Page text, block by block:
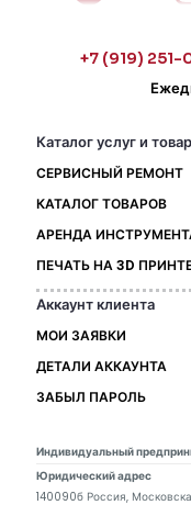
+7 (919)
Каталог услуг и
СЕРВИСНЫЙ РЕМОНТ
КАТАЛОГ ТОВАРОВ
АРЕНДА
ПЕЧАТЬ НА 3D
Аккаунт клиента
МОИ ЗАЯВКИ
ДЕТАЛИ АККАУНТА
ЗАБЫЛ ПАРОЛЬ
Индивидуальный
Юридический адрес
140090б Россия,